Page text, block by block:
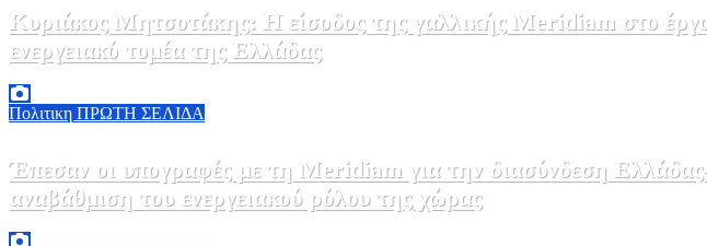
Κυριάκος Μητσοτάκης: Η είσοδος της γαλλικής Meridiam στο
ενεργειακό τομέα της Ελλάδας
Πολιτικη ΠΡΩΤΗ ΣΕΛΙΔΑ
Έπεσαν οι υπογραφές με τη Meridiam για την διασύνδεση
αναβάθμιση του ενεργειακού ρόλου της χώρας